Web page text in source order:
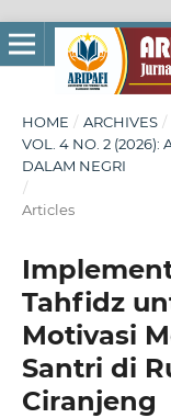
HOME / ARCHIVES /
VOL. 4 NO. 2 (2026):
DALAM NEGRI
/
Articles
Tahfidz
Motivasi
Santri di
Ciranjeng